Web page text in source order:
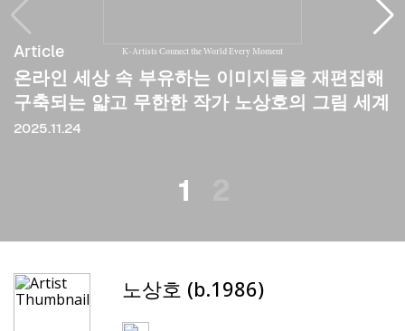
K-Artists Connect the World Every Moment
Article
온라인 세상 속 부유하는 이미지들을 재편집해
구축되는 얇고 무한한 작가 노상호의 그림 세계
2025.11.24
Article
[비평] 작가와 의심, 그럴싸한 믿음
2024
1
노상호 (b.1986)